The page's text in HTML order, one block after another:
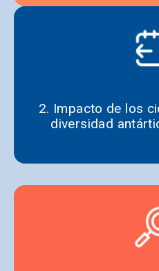
2. Impacto de los
diversidad